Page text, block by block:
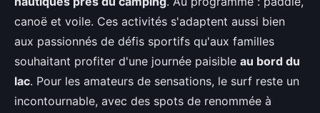
canoë et voile. Ces activités s'adaptent aussi bien
aux passionnés de défis sportifs qu'aux familles
souhaitant profiter d'une journée paisible au bord du
lac. Pour les amateurs de sensations, le surf reste un
incontournable, avec des spots de renommée à